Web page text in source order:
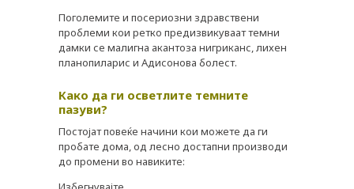
Поголемите и посериозни здравствени
проблеми кои ретко предизвикуваат темни
дамки се малигна акантоза нигриканс, лихен
планопиларис и Адисонова болест.
Како да ги осветлите темните
пазуви?
Постојат повеќе начини кои можете да ги
пробате дома, од лесно достапни производи
до промени во навиките: